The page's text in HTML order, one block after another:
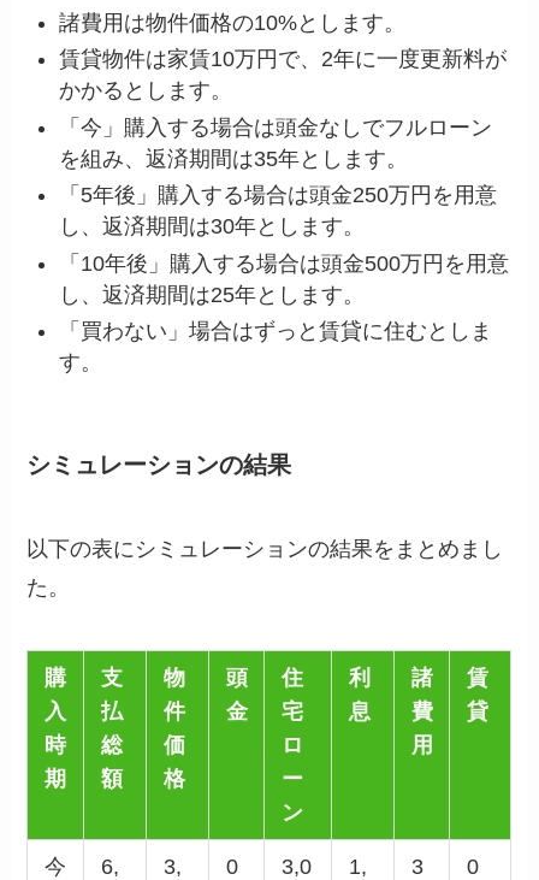
諸費用は物件価格の10%とします。
賃貸物件は家賃10万円で、2年に一度更新料が
かかるとします。
「今」購入する場合は頭金なしでフルローン
を組み、返済期間は35年とします。
「5年後」購入する場合は頭金250万円を用意
し、返済期間は30年とします。
「10年後」購入する場合は頭金500万円を用意
し、返済期間は25年とします。
「買わない」場合はずっと賃貸に住むとしま
す。
シミュレーションの結果
以下の表にシミュレーションの結果をまとめまし
た。
購
入
時
期
支
払
総
額
物
件
価
格
頭
金
住
宅
ロ
ー
ン
利
息
諸
費
用
賃
貸
今
6,
3,
0
3,0
1,
3
0